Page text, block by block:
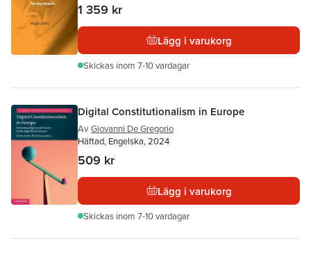
1 359 kr
Lägg i varukorg
Skickas inom 7-10 vardagar
Digital Constitutionalism in Europe
Av Giovanni De Gregorio
Häftad, Engelska, 2024
509 kr
Lägg i varukorg
Skickas inom 7-10 vardagar